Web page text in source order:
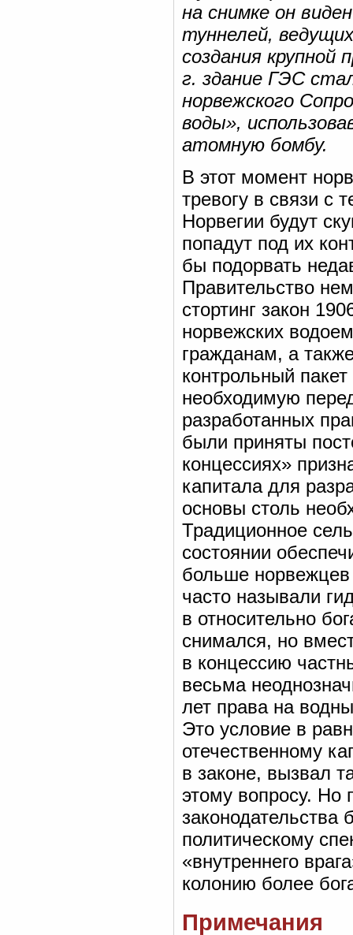
на снимке он
туннелей,
создания
г. здание ГЭС
норвежского
воды»,
атомную бомбу.
В этот момент
тревогу в связи с
Норвегии будут
попадут под их
бы подорвать
Правительство
стортинг закон
норвежских
гражданам, а
контрольный
необходимую
разработанных
были приняты
концессиях»
капитала для
основы столь
Традиционное
состоянии
больше норвежцев
часто называли
в относительно
снимался, но
в концессию
весьма
лет права на
Это условие в
отечественному
в законе, вызвал
этому вопросу. Но
политическому
«внутреннего
колонию более
Примечания